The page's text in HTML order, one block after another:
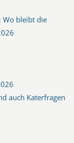
Wo bleibt die
auch Katerfragen